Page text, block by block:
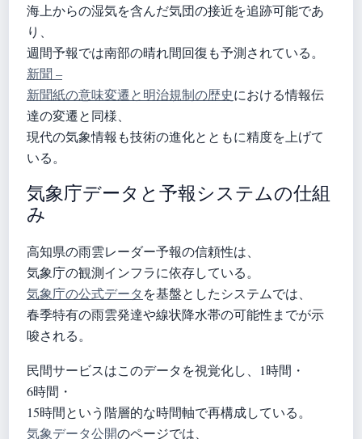
海上からの湿気を含んだ気団の接近を追跡可能であ
り、
週間予報では南部の晴れ間回復も予測されている。
新聞 –
新聞紙の意味変遷と明治規制の歴史における情報伝
達の変遷と同様、
現代の気象情報も技術の進化とともに精度を上げて
いる。
気象庁データと予報システムの仕組
み
高知県の雨雲レーダー予報の信頼性は、
気象庁の観測インフラに依存している。
気象庁の公式データ を基盤としたシステムでは、
春季特有の雨雲発達や線状降水帯の可能性までが示
唆される。
民間サービスはこのデータを視覚化し、1時間・
6時間・
15時間という階層的な時間軸で再構成している。
気象データ公開のページでは、